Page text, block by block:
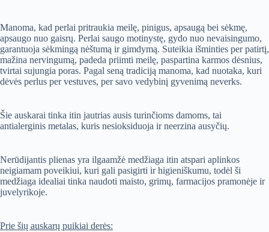
Manoma, kad perlai pritraukia meilę, pinigus, apsaugą bei sėkmę,
apsaugo nuo gaisrų. Perlai saugo motinystę, gydo nuo nevaisingumo,
garantuoja sėkmingą nėštumą ir gimdymą. Suteikia išminties per patirtį,
mažina nervingumą, padeda priimti meilę, paspartina karmos dėsnius,
tvirtai sujungia poras. Pagal seną tradiciją manoma, kad nuotaka, kuri
dėvės perlus per vestuves, per savo vedybinį gyvenimą neverks.
Šie auskarai tinka itin jautrias ausis turinčioms damoms, tai
antialerginis metalas, kuris nesioksiduoja ir neerzina ausyčių.
Nerūdijantis plienas yra ilgaamžė medžiaga itin atspari aplinkos
neigiamam poveikiui, kuri gali pasigirti ir higieniškumu, todėl ši
medžiaga idealiai tinka naudoti maisto, grimų, farmacijos pramonėje ir
juvelyrikoje.
Prie šių auskarų puikiai derės: